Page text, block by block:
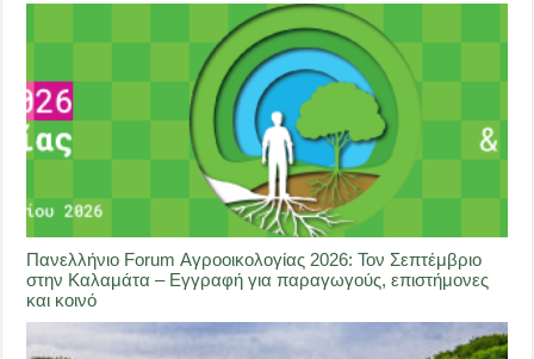
Πανελλήνιο Forum Αγροοικολογίας 2026: Τον Σεπτέμβριο
στην Καλαμάτα – Εγγραφή για παραγωγούς, επιστήμονες
και κοινό